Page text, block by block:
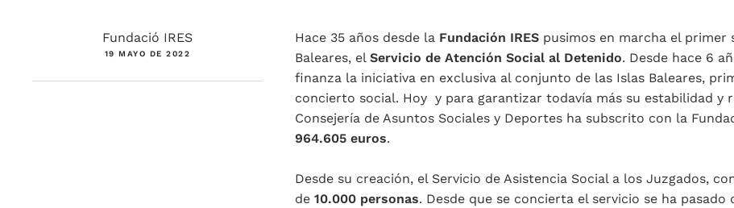
Fundació IRES
19 MAYO DE 2022
Hace 35 años desde la Fundación IRES pusimos en marcha el primer
Baleares, el Servicio de Atención Social al Detenido. Desde hace 6
finanza la iniciativa en exclusiva al conjunto de las Islas Baleares,
concierto social. Hoy y para garantizar todavía más su estabilidad y
Consejería de Asuntos Sociales y Deportes ha subscrito con la
964.605 euros.
Desde su creación, el Servicio de Asistencia Social a los Juzgados,
de 10.000 personas. Desde que se concierta el servicio se ha